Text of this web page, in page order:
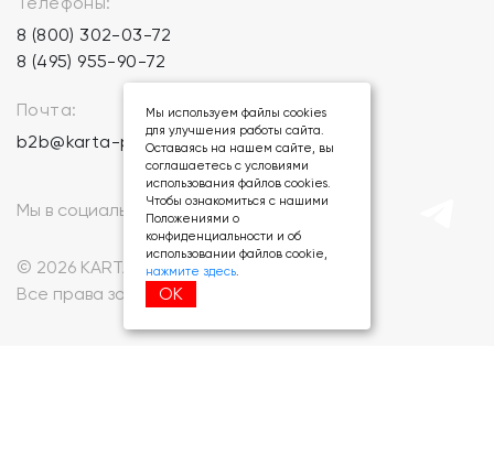
8 (800) 302-03-72
8 (495) 955-90-72
Почта:
b2b@karta-podarkov.ru
© 2026 KARTA-PODARKOV.RU.
Все права защищены.
Мы в социальных сетях:
Мы используем файлы cookies
для улучшения работы сайта.
Оставаясь на нашем сайте, вы
соглашаетесь с условиями
использования файлов cookies.
Чтобы ознакомиться с нашими
Положениями о
конфиденциальности и об
использовании файлов cookie,
нажмите здесь.
ОК